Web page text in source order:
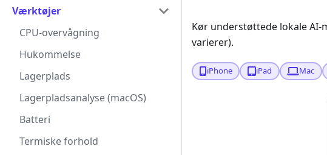
Værktøjer
CPU-overvågning
Hukommelse
Lagerplads
Lagerpladsanalyse (macOS)
Batteri
Termiske forhold
Kør understøttede lokale
varierer).
iPhone iPad Mac